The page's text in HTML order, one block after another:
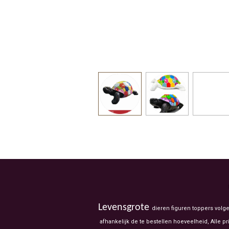
Levensgrote dieren figuren toppers
afhankelijk de te bestellen hoeveelheid, Alle